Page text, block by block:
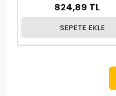
824,89 TL
SEPETE EKLE